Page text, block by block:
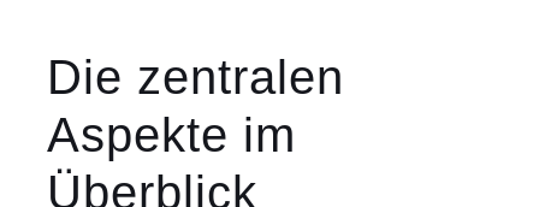
Die zentralen
Aspekte im
Überblick